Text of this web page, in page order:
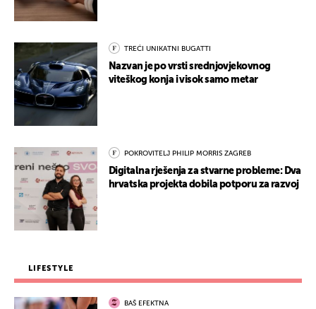
TREĆI UNIKATNI BUGATTI
Nazvan je po vrsti srednjovjekovnog
viteškog konja i visok samo metar
POKROVITELJ PHILIP MORRIS ZAGREB
Digitalna rješenja za stvarne probleme: Dva
hrvatska projekta dobila potporu za razvoj
LIFESTYLE
BAŠ EFEKTNA